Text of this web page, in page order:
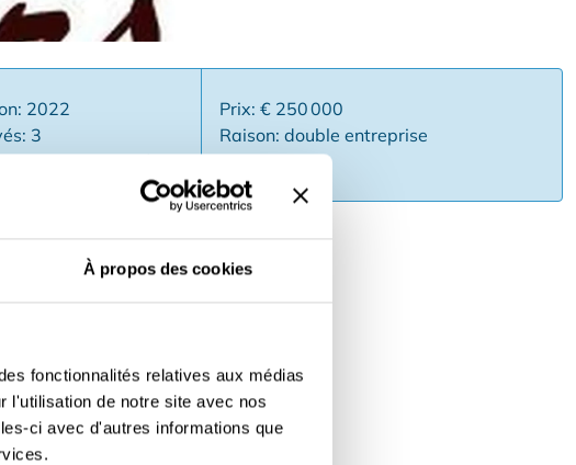
À propos des cookies
fonctionnalités relatives aux médias
l'utilisation de notre site avec nos
ci avec d'autres informations que
2022
3
Non communiqué
Prix: € 250 000
Raison: double entreprise
places à l'intérieur 80 + terrasse 40 |
: 17h-20h & 23h-00:30h | uniquement
les fûts de bière et de boissons non
- 3.300 revenus locatifs) | chiffre
contacter notre gestionnaire de